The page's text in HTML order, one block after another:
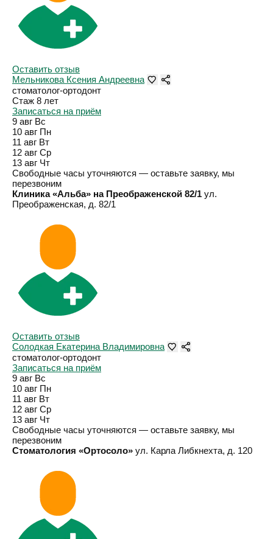
Оставить отзыв
Мельникова Ксения Андреевна
стоматолог-ортодонт
Стаж 8 лет
Записаться на приём
9 авг Вс
10 авг Пн
11 авг Вт
12 авг Ср
13 авг Чт
Свободные часы уточняются — оставьте заявку, мы
перезвоним
Клиника «Альба» на Преображенской 82/1 ул.
Преображенская, д. 82/1
Оставить отзыв
Солодкая Екатерина Владимировна
стоматолог-ортодонт
Записаться на приём
9 авг Вс
10 авг Пн
11 авг Вт
12 авг Ср
13 авг Чт
Свободные часы уточняются — оставьте заявку, мы
перезвоним
Стоматология «Ортосоло» ул. Карла Либкнехта, д. 120